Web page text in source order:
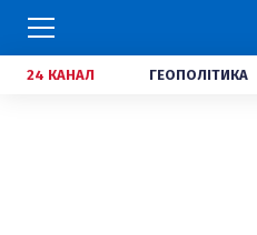
24 КАНАЛ ГЕОПОЛІТИКА